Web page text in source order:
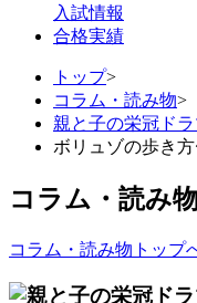
入試情報
合格実績
トップ>
コラム・読み物>
親と子の栄冠ド
ボリュゾの歩き
コラム・読み
コラム・読み物トップ